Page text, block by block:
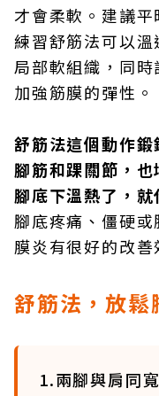
才會柔軟。建議
練習舒筋法可以
局部軟組織，同時
加強筋膜的彈性。
舒筋法這個動作
腳筋和踝關節，
腳底下溫熱了，
腳底疼痛、僵硬
膜炎有很好的改善
舒筋法，放
1.兩腳與肩同